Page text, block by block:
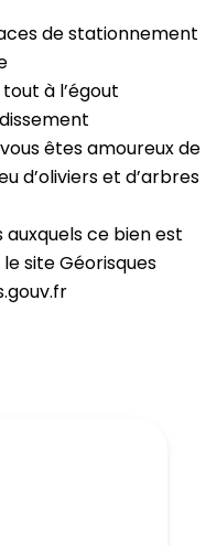
de stationnement
à l’égout
êtes amoureux de
d’oliviers et d’arbres
auxquels ce bien est
site Géorisques